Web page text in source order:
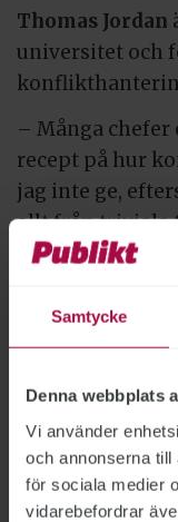
Samtycke
Denna webbplats
Vi använder
och annonserna till
för sociala medier
vidarebefordrar
Thomas Jordan
universitet och
– Många
recept på hur
jag inte ge,
allt från triviala
kan vara kort-
vad konflikten
spel?«, »Hur
parterna med
Kärnfrågan
»Vilka